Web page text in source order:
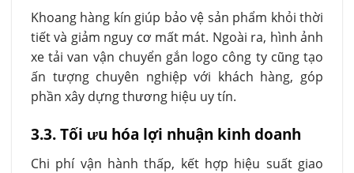
Khoang hàng kín giúp bảo vệ sản phẩm khỏi thời
tiết và giảm nguy cơ mất mát. Ngoài ra, hình ảnh
xe tải van vận chuyển gắn logo công ty cũng tạo
ấn tượng chuyên nghiệp với khách hàng, góp
phần xây dựng thương hiệu uy tín.
3.3. Tối ưu hóa lợi nhuận kinh doanh
Chi phí vận hành thấp, kết hợp hiệu suất giao